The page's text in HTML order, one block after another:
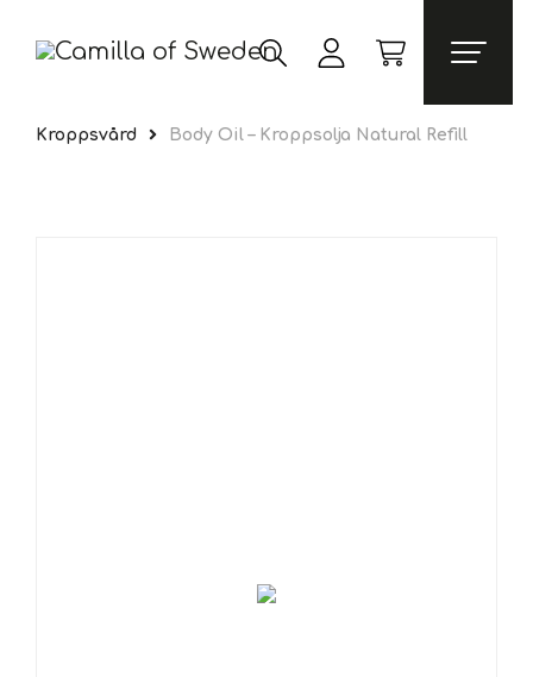
Kroppsvård Body Oil – Kroppsolja Natural Refill